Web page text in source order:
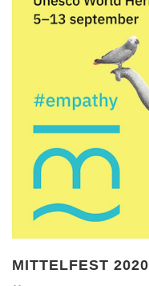
MITTELFEST 2020